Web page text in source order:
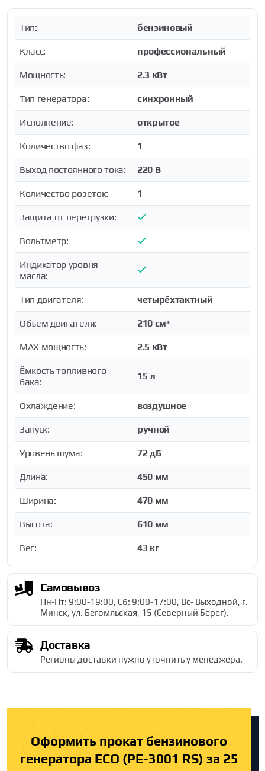
Тип: бензиновый
Класс: профессиональный
Мощность: 2.3 кВт
Тип генератора: синхронный
Исполнение: открытое
Количество фаз: 1
Выход постоянного тока: 220 В
Количество розеток: 1
Защита от перегрузки:
Вольтметр:
Индикатор уровня
масла:
Тип двигателя: четырёхтактный
Объём двигателя: 210 см³
MAX мощность: 2.5 кВт
Ёмкость топливного
бака:
15 л
Охлаждение: воздушное
Запуск: ручной
Уровень шума: 72 дБ
Длина: 450 мм
Ширина: 470 мм
Высота: 610 мм
Вес: 43 кг
Самовывоз
Пн-Пт: 9:00-19:00, Сб: 9:00-17:00, Вс- Выходной, г.
Минск, ул. Бегомльская, 15 (Северный Берег).
Доставка
Регионы доставки нужно уточнить у менеджера.
Оформить прокат бензинового
генератора ECO (PE-3001 RS) за 25